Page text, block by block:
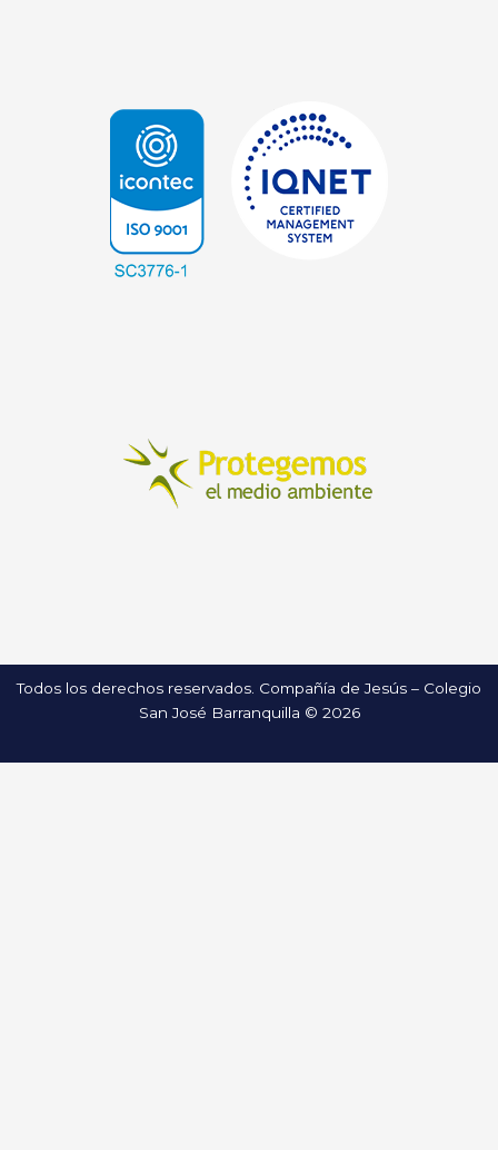
Todos los derechos reservados. Compañía de Jesús – Colegio
San José Barranquilla © 2026